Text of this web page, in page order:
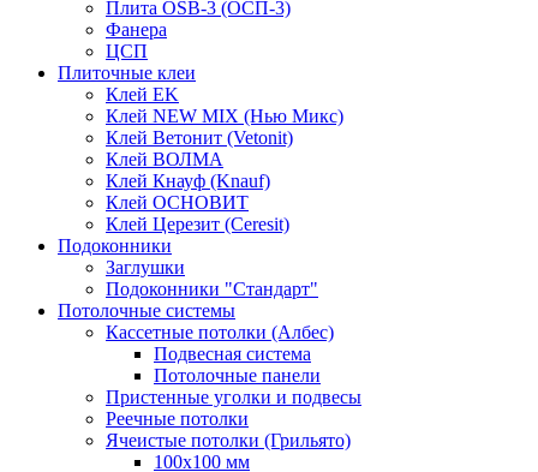
Плита OSB-3 (ОСП-3)
Фанера
ЦСП
Плиточные клеи
Клей EK
Клей NEW MIX (Нью Микс)
Клей Ветонит (Vetonit)
Клей ВОЛМА
Клей Кнауф (Knauf)
Клей ОСНОВИТ
Клей Церезит (Ceresit)
Подоконники
Заглушки
Подоконники "Стандарт"
Потолочные системы
Кассетные потолки (Албес)
Подвесная система
Потолочные панели
Пристенные уголки и подвесы
Реечные потолки
Ячеистые потолки (Грильято)
100х100 мм